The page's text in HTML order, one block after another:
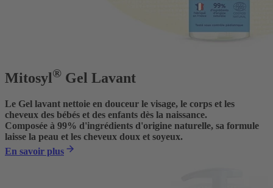
Mitosyl® Gel Lavant
Le Gel lavant nettoie en douceur le visage, le corps et les
cheveux des bébés et des enfants dès la naissance.
Composée à 99% d'ingrédients d'origine naturelle, sa formule
laisse la peau et les cheveux doux et soyeux.
En savoir plus